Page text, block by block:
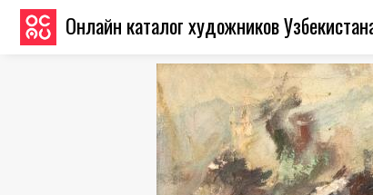
Онлайн каталог художников